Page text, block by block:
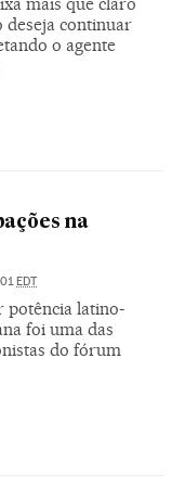
deseja continuar
o agente
na
EDT
potência latino-
foi uma das
do fórum